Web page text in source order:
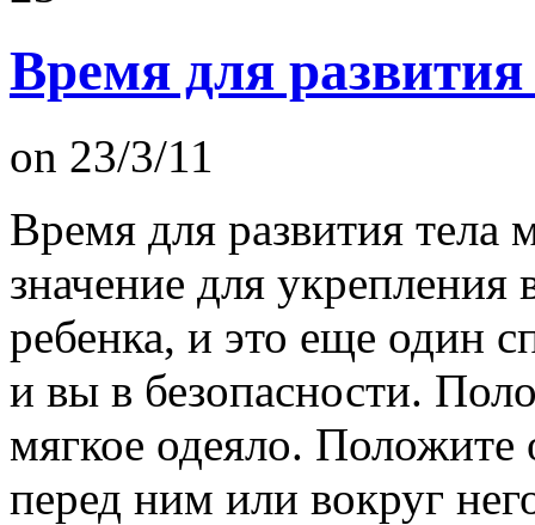
Время для
on 23/3/11
Время для развития
значение для укрепления
ребенка, и это еще один
и вы в безопасности.
мягкое одеяло.
перед ним или вокруг